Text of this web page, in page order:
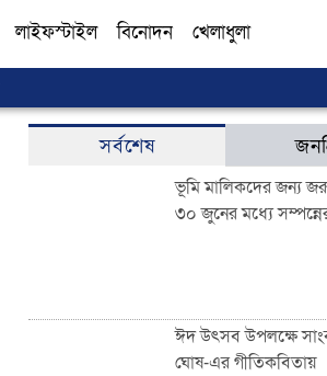
লাইফস্টাইল বিনোদন খেলাধুলা
সর্বশেষ
ভূমি মালিকদের জন্য
৩০ জুনের মধ্যে
ঈদ উৎসব উপলক্ষে
ঘোষ-এর গীতিকবিতায়